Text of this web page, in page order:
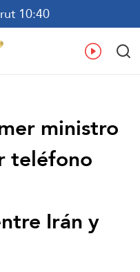
10:40
ministro
teléfono
Irán y